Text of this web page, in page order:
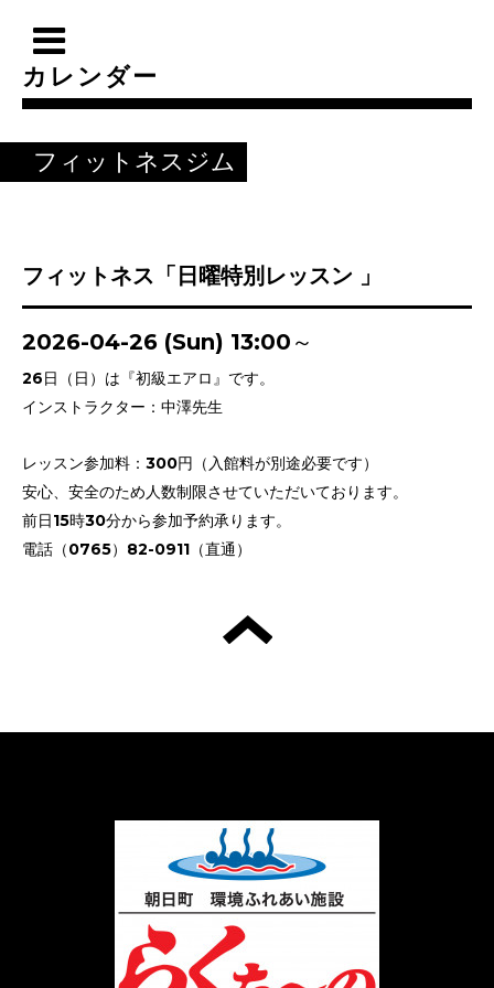
カレンダー
フィットネスジム
フィットネス「日曜特別レッスン 」
2026-04-26 (Sun) 13:00～
26日（日）は『初級エアロ』です。
インストラクター：中澤先生
レッスン参加料：300円（入館料が別途必要です）
安心、安全のため人数制限させていただいております。
前日15時30分から参加予約承ります。
電話（0765）82-0911（直通）